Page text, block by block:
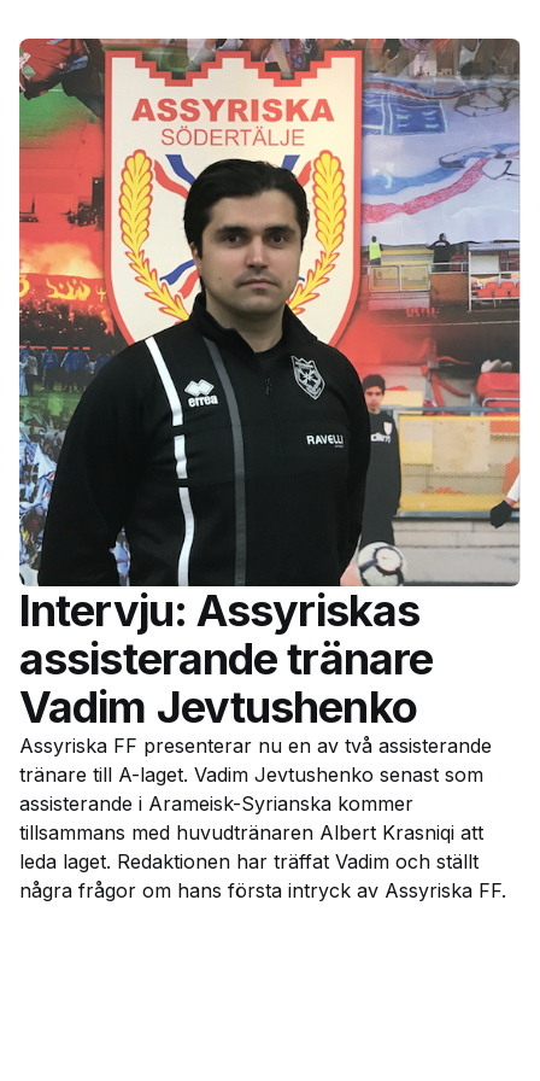
Intervju: Assyriskas
assisterande tränare
Vadim Jevtushenko
Assyriska FF presenterar nu en av två assisterande
tränare till A-laget. Vadim Jevtushenko senast som
assisterande i Arameisk-Syrianska kommer
tillsammans med huvudtränaren Albert Krasniqi att
leda laget. Redaktionen har träffat Vadim och ställt
några frågor om hans första intryck av Assyriska FF.